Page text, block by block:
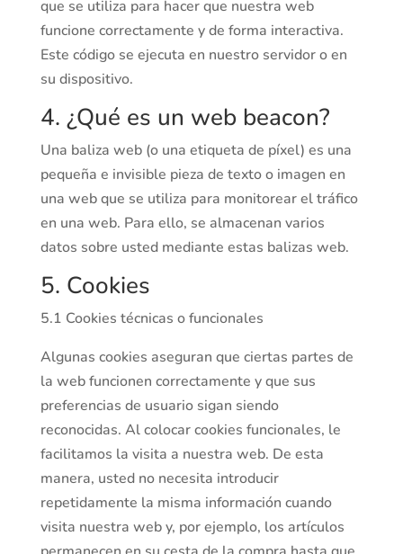
que se utiliza para hacer que nuestra web
funcione correctamente y de forma interactiva.
Este código se ejecuta en nuestro servidor o en
su dispositivo.
4. ¿Qué es un web beacon?
Una baliza web (o una etiqueta de píxel) es una
pequeña e invisible pieza de texto o imagen en
una web que se utiliza para monitorear el tráfico
en una web. Para ello, se almacenan varios
datos sobre usted mediante estas balizas web.
5. Cookies
5.1 Cookies técnicas o funcionales
Algunas cookies aseguran que ciertas partes de
la web funcionen correctamente y que sus
preferencias de usuario sigan siendo
reconocidas. Al colocar cookies funcionales, le
facilitamos la visita a nuestra web. De esta
manera, usted no necesita introducir
repetidamente la misma información cuando
visita nuestra web y, por ejemplo, los artículos